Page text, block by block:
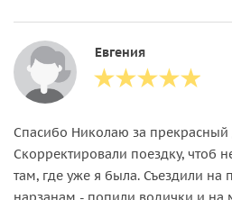
Евгения
Спасибо Николаю за
Скорректировали поездку, чтоб
там, где уже я была. Съездили на